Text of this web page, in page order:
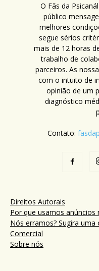
O Fãs da
público
melhores
segue sérios
mais de 12 horas
trabalho de
parceiros. As
com o intuito de
opinião de um
diagnóstico
Contato:
Direitos Autorais
Por que usamos anúncios
Nós erramos? Sugira uma
Comercial
Sobre nós